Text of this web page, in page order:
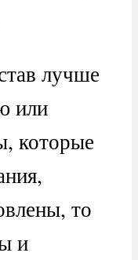
лучше
или
которые
то
и